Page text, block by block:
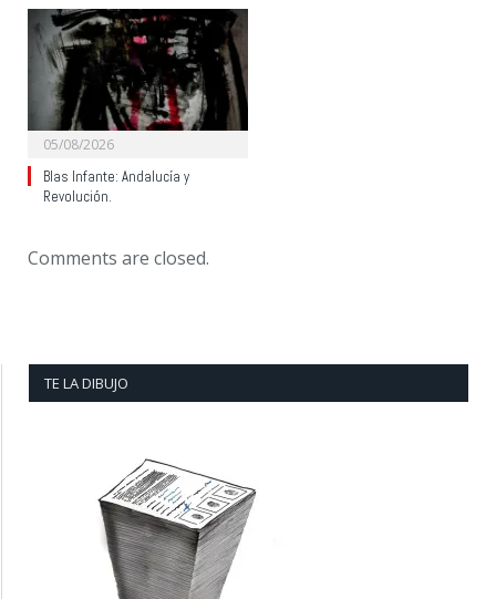
05/08/2026
Blas Infante: Andalucía y
Revolución.
Comments are closed.
TE LA DIBUJO